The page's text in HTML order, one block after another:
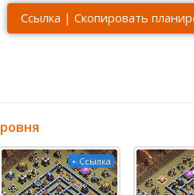
Ссылка | Скопировать
+ Ссылка